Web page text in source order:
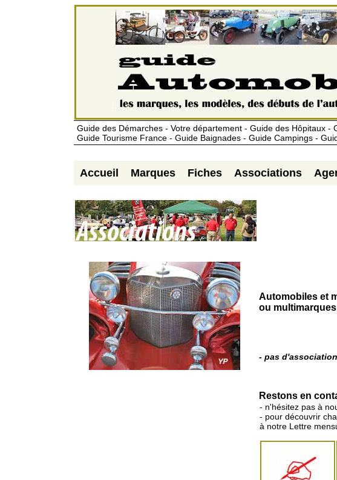
Guide des Démarches - Votre département - Guide des Hôpitaux
Guide Tourisme France - Guide Baignades - Guide Campings -
Accueil Marques Fiches Associations
Automobiles et
ou
- pas
Restons en
- n'hésitez pas à
- pour découvrir
à notre Lettre